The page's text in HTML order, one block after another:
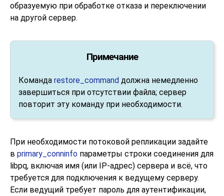
образуемую при обработке отказа и переключении
на другой сервер.
Примечание
Команда restore_command должна немедленно
завершиться при отсутствии файла; сервер
повторит эту команду при необходимости.
При необходимости потоковой репликации задайте
в primary_conninfo параметры строки соединения для
libpq, включая имя (или IP-адрес) сервера и всё, что
требуется для подключения к ведущему серверу.
Если ведущий требует пароль для аутентификации,